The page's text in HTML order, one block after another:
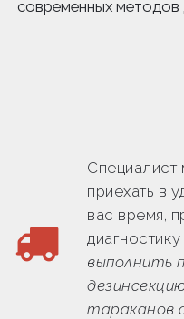
современных
Специалист
приехать в
вас время,
выполнить
тараканов